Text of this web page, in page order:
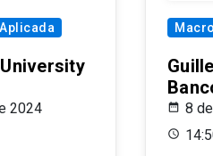
2024
8